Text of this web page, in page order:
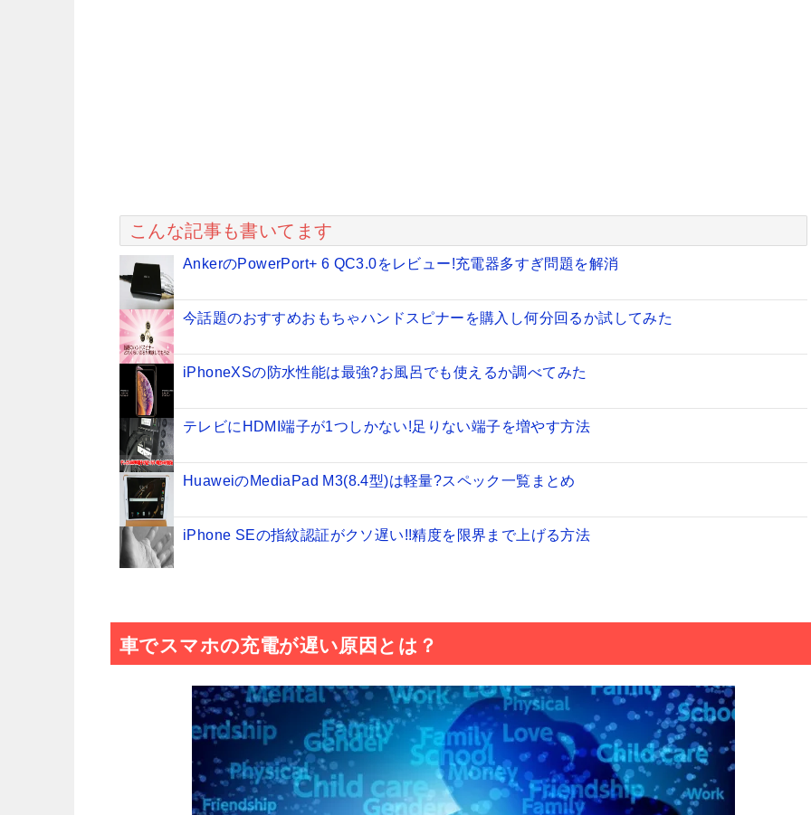
こんな記事も書いてます
AnkerのPowerPort+ 6 QC3.0をレビュー!充電器多すぎ問題を解消
今話題のおすすめおもちゃハンドスピナーを購入し何分回るか試してみた
iPhoneXSの防水性能は最強?お風呂でも使えるか調べてみた
テレビにHDMI端子が1つしかない!足りない端子を増やす方法
HuaweiのMediaPad M3(8.4型)は軽量?スペック一覧まとめ
iPhone SEの指紋認証がクソ遅い!!精度を限界まで上げる方法
Anker PowerCore+miniをレビュー!軽量&小型のモバイルバッテリー
iPhoneSE2の防水性能は?プールやお風呂・海でも使えるのか徹底解説
【LINE】乗っ取りされたLINEアカウント取り戻す復活&復旧方法
【購入レビュー】Xperia XZ純正ケース「SCSF10」は買うべき?
車でスマホの充電が遅い原因とは？